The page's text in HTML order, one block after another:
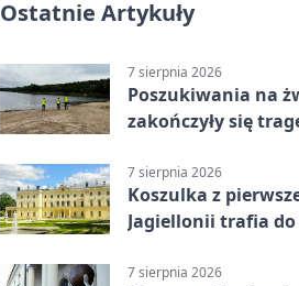
Ostatnie Artykuły
7 sierpnia 2026
Poszukiwania na
zakończyły się
7 sierpnia 2026
Koszulka z
Jagiellonii trafia
7 sierpnia 2026